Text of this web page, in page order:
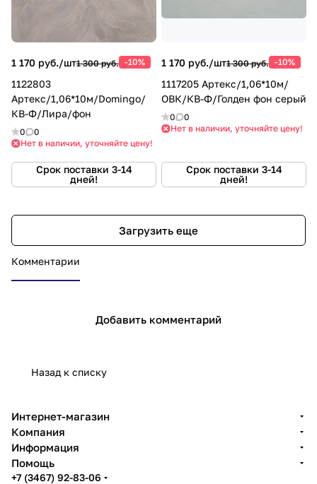
1 170 руб./шт1 300 руб. -10%
1122803
Артекс/1,06*10м/Domingo/
КВ-Ф/Лира/фон
0
0
Нет в наличии, уточняйте цену!
Срок поставки 3-14
дней!
1 170 руб./шт1 300 руб. -10%
1117205 Артекс/1,06*10м/
ОВК/КВ-Ф/Голден фон серый
0
0
Нет в наличии, уточняйте цену!
Срок поставки 3-14
дней!
Загрузить еще
Комментарии
Добавить комментарий
Назад к списку
Интернет-магазин
Компания
Информация
Помощь
+7 (3467) 92-83-06